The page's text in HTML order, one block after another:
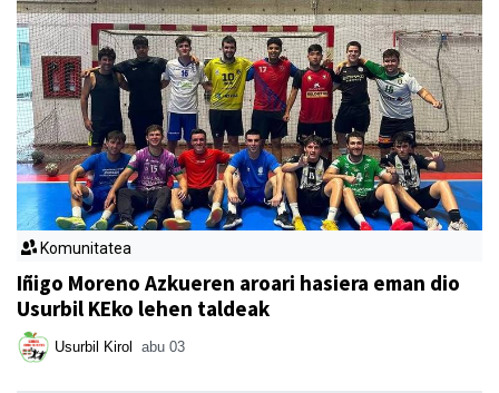
Komunitatea
Iñigo Moreno Azkueren aroari hasiera eman dio
Usurbil KEko lehen taldeak
Usurbil Kirol abu 03